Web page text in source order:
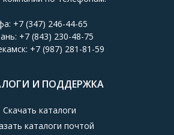
+7 (347) 246-44-65
+7 (843) 230-48-75
+7 (987) 281-81-59
И ПОДДЕРЖКА
Скачать каталоги
каталоги почтой